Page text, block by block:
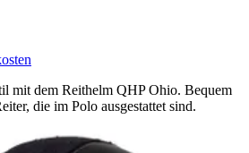
mit dem Reithelm QHP Ohio. Bequem
die im Polo ausgestattet sind.